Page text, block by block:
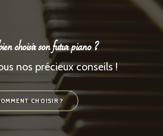
choisir son futur piano ?
nos précieux conseils !
CHOISIR ?